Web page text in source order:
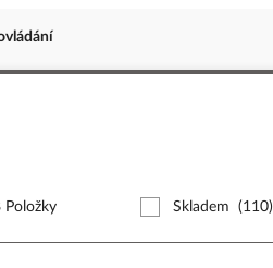
Položky Skladem (110)